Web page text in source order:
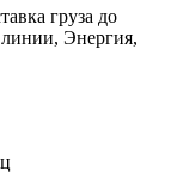
груза до
Энергия,